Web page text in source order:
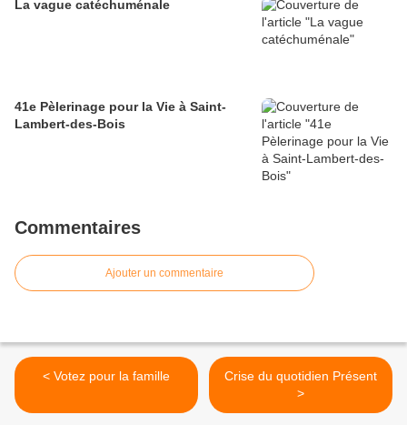
La vague catéchuménale
41e Pèlerinage pour la Vie à Saint-
Lambert-des-Bois
Commentaires
Ajouter un commentaire
< Votez pour la famille
Crise du quotidien Présent
>